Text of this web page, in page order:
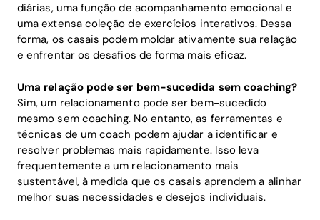
diárias, uma função de acompanhamento emocional e
uma extensa coleção de exercícios interativos. Dessa
forma, os casais podem moldar ativamente sua relação
e enfrentar os desafios de forma mais eficaz.
Uma relação pode ser bem-sucedida sem coaching?
Sim, um relacionamento pode ser bem-sucedido
mesmo sem coaching. No entanto, as ferramentas e
técnicas de um coach podem ajudar a identificar e
resolver problemas mais rapidamente. Isso leva
frequentemente a um relacionamento mais
sustentável, à medida que os casais aprendem a alinhar
melhor suas necessidades e desejos individuais.